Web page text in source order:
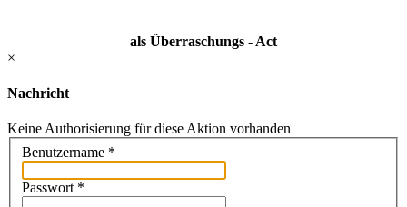
als Überraschungs - Act
×
Nachricht
Keine Authorisierung für diese Aktion vorhanden
Benutzername *
Passwort *